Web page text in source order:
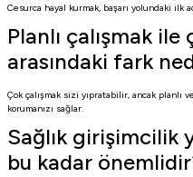
Cesurca hayal kurmak, başarı yolundaki ilk
Planlı çalışmak ile
arasındaki fark
Çok çalışmak sizi yıpratabilir, ancak planlı
korumanızı sağlar.
Sağlık girişimcilik
bu kadar